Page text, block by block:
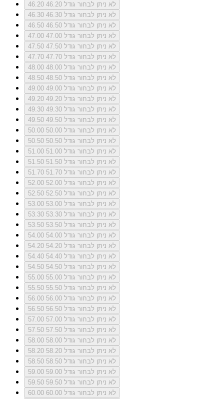
46.20
לא ניתן לבחור גודל 46.20
46.30
לא ניתן לבחור גודל 46.30
46.50
לא ניתן לבחור גודל 46.50
47.00
לא ניתן לבחור גודל 47.00
47.50
לא ניתן לבחור גודל 47.50
47.70
לא ניתן לבחור גודל 47.70
48.00
לא ניתן לבחור גודל 48.00
48.50
לא ניתן לבחור גודל 48.50
49.00
לא ניתן לבחור גודל 49.00
49.20
לא ניתן לבחור גודל 49.20
49.30
לא ניתן לבחור גודל 49.30
49.50
לא ניתן לבחור גודל 49.50
50.00
לא ניתן לבחור גודל 50.00
50.50
לא ניתן לבחור גודל 50.50
51.00
לא ניתן לבחור גודל 51.00
51.50
לא ניתן לבחור גודל 51.50
51.70
לא ניתן לבחור גודל 51.70
52.00
לא ניתן לבחור גודל 52.00
52.50
לא ניתן לבחור גודל 52.50
53.00
לא ניתן לבחור גודל 53.00
53.30
לא ניתן לבחור גודל 53.30
53.50
לא ניתן לבחור גודל 53.50
54.00
לא ניתן לבחור גודל 54.00
54.20
לא ניתן לבחור גודל 54.20
54.40
לא ניתן לבחור גודל 54.40
54.50
לא ניתן לבחור גודל 54.50
55.00
לא ניתן לבחור גודל 55.00
55.50
לא ניתן לבחור גודל 55.50
56.00
לא ניתן לבחור גודל 56.00
56.50
לא ניתן לבחור גודל 56.50
57.00
לא ניתן לבחור גודל 57.00
57.50
לא ניתן לבחור גודל 57.50
58.00
לא ניתן לבחור גודל 58.00
58.20
לא ניתן לבחור גודל 58.20
58.50
לא ניתן לבחור גודל 58.50
59.00
לא ניתן לבחור גודל 59.00
59.50
לא ניתן לבחור גודל 59.50
60.00
לא ניתן לבחור גודל 60.00